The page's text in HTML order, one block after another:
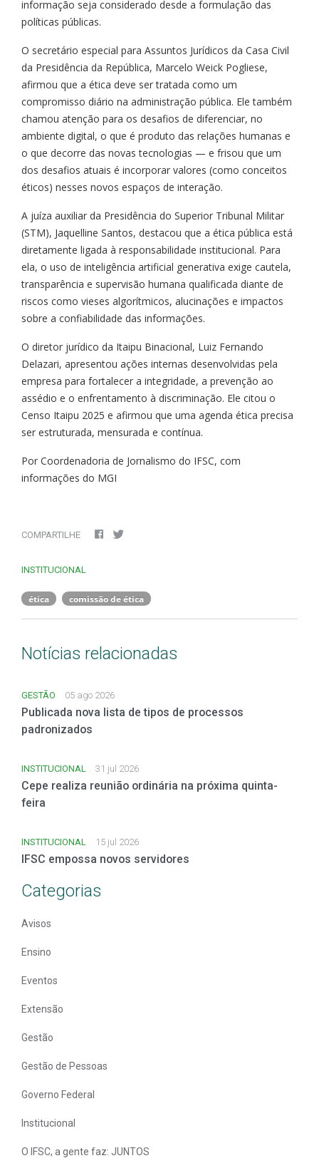
informação seja considerado desde a formulação das
políticas públicas.
O secretário especial para Assuntos Jurídicos da Casa Civil
da Presidência da República, Marcelo Weick Pogliese,
afirmou que a ética deve ser tratada como um
compromisso diário na administração pública. Ele também
chamou atenção para os desafios de diferenciar, no
ambiente digital, o que é produto das relações humanas e
o que decorre das novas tecnologias — e frisou que um
dos desafios atuais é incorporar valores (como conceitos
éticos) nesses novos espaços de interação.
A juíza auxiliar da Presidência do Superior Tribunal Militar
(STM), Jaquelline Santos, destacou que a ética pública está
diretamente ligada à responsabilidade institucional. Para
ela, o uso de inteligência artificial generativa exige cautela,
transparência e supervisão humana qualificada diante de
riscos como vieses algorítmicos, alucinações e impactos
sobre a confiabilidade das informações.
O diretor jurídico da Itaipu Binacional, Luiz Fernando
Delazari, apresentou ações internas desenvolvidas pela
empresa para fortalecer a integridade, a prevenção ao
assédio e o enfrentamento à discriminação. Ele citou o
Censo Itaipu 2025 e afirmou que uma agenda ética precisa
ser estruturada, mensurada e contínua.
Por Coordenadoria de Jornalismo do IFSC, com
informações do MGI
COMPARTILHE
INSTITUCIONAL
ética comissão de ética
Notícias relacionadas
GESTÃO 05 ago 2026
Publicada nova lista de tipos de processos
padronizados
INSTITUCIONAL 31 jul 2026
Cepe realiza reunião ordinária na próxima quinta-
feira
INSTITUCIONAL 15 jul 2026
IFSC empossa novos servidores
Categorias
Avisos
Ensino
Eventos
Extensão
Gestão
Gestão de Pessoas
Governo Federal
Institucional
O IFSC, a gente faz: JUNTOS